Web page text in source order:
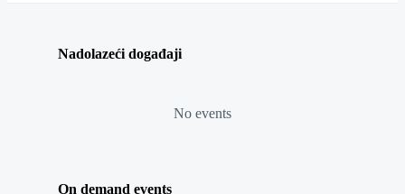
Nadolazeći događaji
No events
On demand events